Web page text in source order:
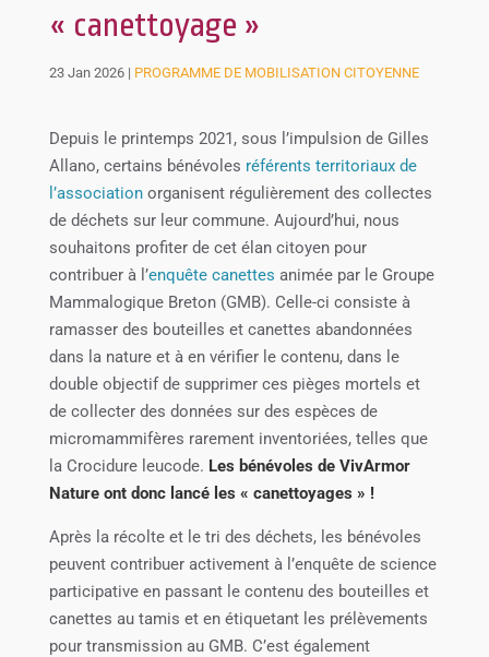
« canettoyage »
23 Jan 2026| PROGRAMME DE MOBILISATION CITOYENNE
Depuis le printemps 2021, sous l’impulsion de Gilles
Allano, certains bénévoles référents territoriaux de
l’associationorganisent régulièrement des collectes
de déchets sur leur commune. Aujourd’hui, nous
souhaitons profiter de cet élan citoyen pour
contribuer à l’enquête canettes animée par le Groupe
Mammalogique Breton (GMB). Celle-ci consiste à
ramasser des bouteilles et canettes abandonnées
dans la nature et à en vérifier le contenu, dans le
double objectif de supprimer ces pièges mortels et
de collecter des données sur des espèces de
micromammifères rarement inventoriées, telles que
la Crocidure leucode. Les bénévoles de VivArmor
Nature ont donc lancé les « canettoyages » !
Après la récolte et le tri des déchets, les bénévoles
peuvent contribuer activement à l’enquête de science
participative en passant le contenu des bouteilles et
canettes au tamis et en étiquetant les prélèvements
pour transmission au GMB. C’est également